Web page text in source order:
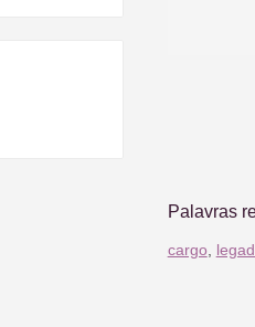
Palavras
cargo,